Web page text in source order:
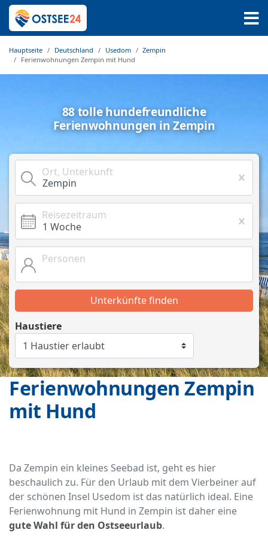
Hauptseite Deutschland Usedom
Zempin
Ferienwohnungen Zempin mit Hund
88 tolle hundefreundliche
Ferienwohnungen in Zempin
Ort, Unterkunft
Reisezeitraum
Personen
Unterkünfte finden
Haustiere
Ferienwohnungen Zempin
mit Hund
Da Zempin ein kleines Seebad ist, geht es hier
beschaulich zu. Für den Urlaub mit dem Vierbeiner auf
der schönen Insel Usedom ist das natürlich ideal. Eine
Ferienwohnung mit Hund in Zempin ist daher eine
gute Wahl für den Ostseeurlaub.